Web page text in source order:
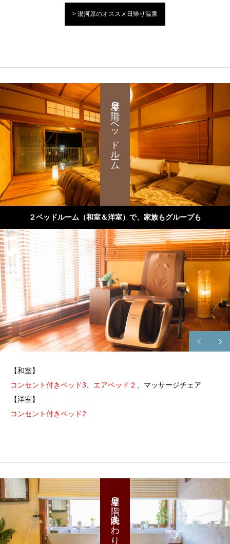
> 湯河原のオススメ日帰り温泉
母屋２階：ベッドルーム
２ベッドルーム（和室＆洋室）で、家族もグループも
【和室】
コンセント付きベッド3、 エアベッド２ 、マッサージチェア
【洋室】
コンセント付きベッド2
母屋２階：洗面まわり